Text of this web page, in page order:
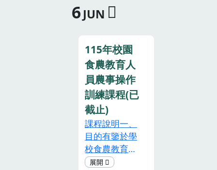
「共同培訓課
程」8小時
請「食農教育
專業人員」資
格。(四)承上
述，執行或主
辦食農教育工
作連續兩年或
累積四年且完
成中央主管機
關指定之「共
同培訓課程」
程參與結訓
者，直接於本
培訓”時數12
小時證明，不
另發行紙本證
書。2.預計錄
取人數為 60
人，若報名人
數過多，則提
早結束報名。
主辦單位保有
決定錄取學員
學習方法，期
安全教學執行
成效，並透過
農業界與教育
界的相互學
習，提升食農
教育觀念及實
務操作的能
力。二、主辦
單位：農業部
桃園區農業改
6 JUN
115年校園
食農教育人
員農事操作
訓練課程(已
截止)
課程說明一、
目的有鑒於學
校食農教育推
廣人員，針對